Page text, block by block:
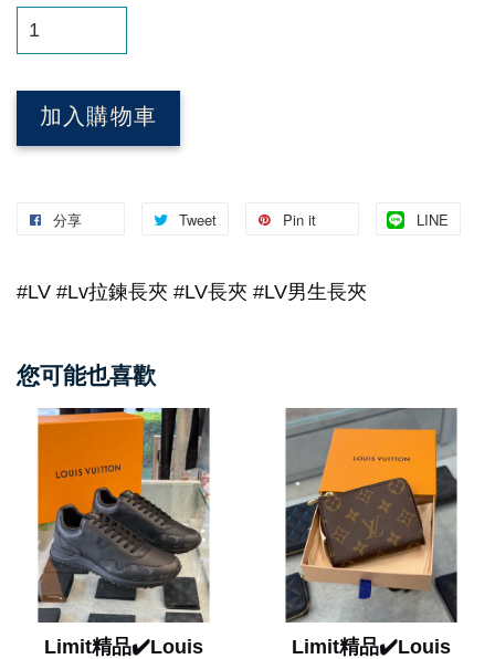
加入購物車
分享 Tweet Pin it LINE
#LV #Lv拉鍊長夾 #LV長夾 #LV男生長夾
您可能也喜歡
Limit精品✔️Louis
Limit精品✔️Louis